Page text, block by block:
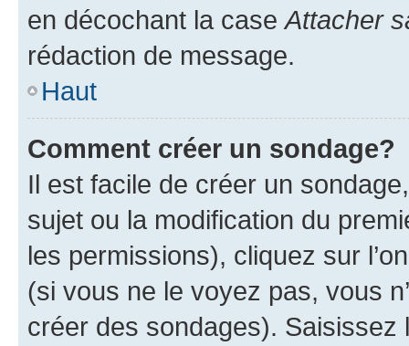
en décochant la caseAttacher
rédaction de message.
Haut
Comment créer un sondage?
Il est facile de créer un
sujet ou la modification du
les permissions), cliquez sur
(si vous ne le voyez pas, vous
créer des sondages).